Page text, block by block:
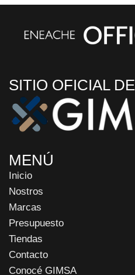
SITIO OFICIAL DE
MENÚ
Inicio
Nostros
Marcas
Presupuesto
Tiendas
Contacto
Conocé GIMSA